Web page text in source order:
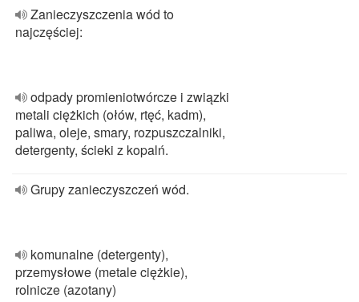
Zanieczyszczenia wód to
najczęściej:
odpady promieniotwórcze i związki
metali ciężkich (ołów, rtęć, kadm),
paliwa, oleje, smary, rozpuszczalniki,
detergenty, ścieki z kopalń.
Grupy zanieczyszczeń wód.
komunalne (detergenty),
przemysłowe (metale ciężkie),
rolnicze (azotany)